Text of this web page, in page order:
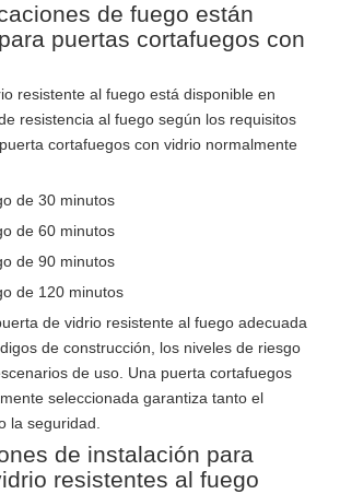
de fuego están
puertas cortafuegos con
resistente al fuego está disponible en
resistencia al fuego según los requisitos
cortafuegos con vidrio normalmente
de 30 minutos
de 60 minutos
de 90 minutos
de 120 minutos
de vidrio resistente al fuego adecuada
de construcción, los niveles de riesgo
de uso. Una puerta cortafuegos
seleccionada garantiza tanto el
la seguridad.
de instalación para
resistentes al fuego